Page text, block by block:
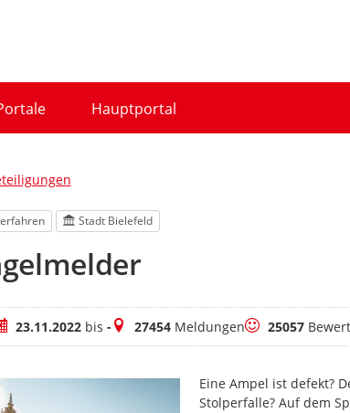
Hauptportal
Stadt Bielefeld
23.11.2022bis -Meldungen
27454MeldungenBewertungen
25057
Eine Ampel ist defekt?
Stolperfalle? Auf dem